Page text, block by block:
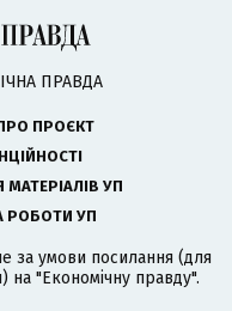
ПРАВДА
ПРОЄКТ
УП
РОБОТИ УП
за умови посилання (для
на "Економічну правду".